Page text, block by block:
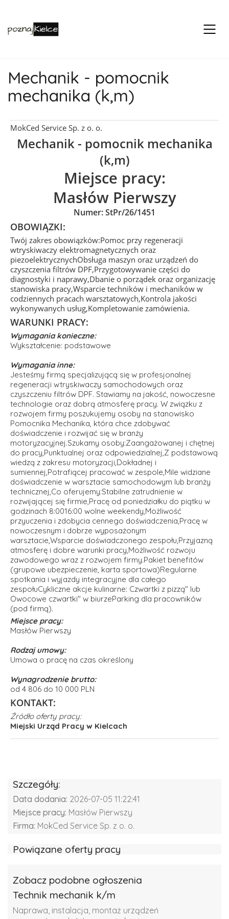
Mechanik - pomocnik
mechanika (k,m)
MokCed Service Sp. z o. o.
Mechanik - pomocnik mechanika
(k,m)
Miejsce pracy:
Masłów Pierwszy
Numer: StPr/26/1451
OBOWIĄZKI:
Twój zakres obowiązków:Pomoc przy regeneracji
wtryskiwaczy elektromagnetycznych oraz
piezoelektrycznychObsługa maszyn oraz urządzeń do
czyszczenia filtrów DPF,Przygotowywanie części do
diagnostyki i naprawy,Dbanie o porządek oraz organizację
stanowiska pracy,Wsparcie techników i mechaników w
codziennych pracach warsztatowych,Kontrola jakości
wykonywanych usług,Kompletowanie zamówienia.
WARUNKI PRACY:
Wymagania konieczne:
Wykształcenie: podstawowe
Wymagania inne:
Jesteśmy firmą specjalizującą się w profesjonalnej
regeneracji wtryskiwaczy samochodowych oraz
czyszczeniu filtrów DPF. Stawiamy na jakość, nowoczesne
technologie oraz dobrą atmosferę pracy. W związku z
rozwojem firmy poszukujemy osoby na stanowisko
Pomocnika Mechanika, która chce zdobywać
doświadczenie i rozwijać się w branży
motoryzacyjnej.Szukamy osoby:Zaangażowanej i chętnej
do pracy,Punktualnej oraz odpowiedzialnej,Z podstawową
wiedzą z zakresu motoryzacji,Dokładnej i
sumiennej,Potrafiącej pracować w zespole,Mile widziane
doświadczenie w warsztacie samochodowym lub branży
technicznej,Co oferujemy:Stabilne zatrudnienie w
rozwijającej się firmie,Pracę od poniedziałku do piątku w
godzinach 8:0016:00 wolne weekendy,Możliwość
przyuczenia i zdobycia cennego doświadczenia,Pracę w
nowoczesnym i dobrze wyposażonym
warsztacie,Wsparcie doświadczonego zespołu,Przyjazną
atmosferę i dobre warunki pracy,Możliwość rozwoju
zawodowego wraz z rozwojem firmy.Pakiet benefitów
(grupowe ubezpieczenie, karta sportowa)Regularne
spotkania i wyjazdy integracyjne dla całego
zespołuCykliczne akcje kulinarne: Czwartki z pizzą" lub
Owocowe czwartki" w biurzeParking dla pracowników
(pod firmą).
Miejsce pracy:
Masłów Pierwszy
Rodzaj umowy:
Umowa o pracę na czas określony
Wynagrodzenie brutto:
od 4 806 do 10 000 PLN
KONTAKT:
Źródło oferty pracy:
Miejski Urząd Pracy w Kielcach
Szczegóły:
Data dodania: 2026-07-05 11:22:41
Miejsce pracy: Masłów Pierwszy
Firma: MokCed Service Sp. z o. o.
Powiązane oferty pracy
Zobacz podobne ogłoszenia
Technik mechanik k/m
Naprawa, instalacja, montaż urządzeń